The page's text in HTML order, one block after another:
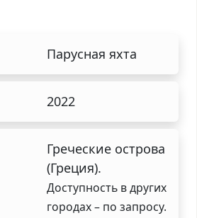
Парусная яхта
2022
Греческие острова
(Греция).
Доступность в других
городах – по запросу.